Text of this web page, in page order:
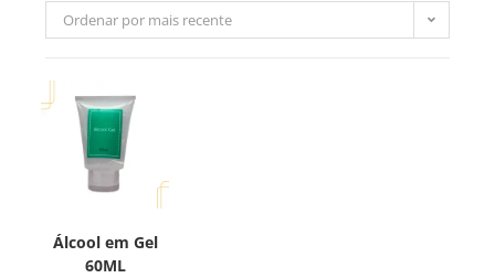
Ordenar por mais recente
Álcool em Gel
60ML